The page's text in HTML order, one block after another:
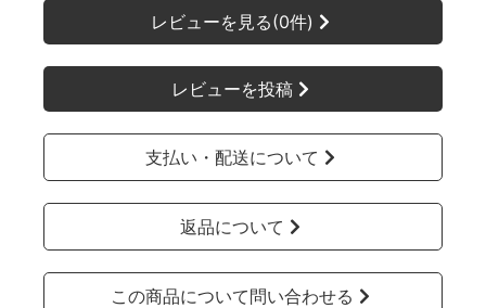
レビューを見る(0件)
レビューを投稿
支払い・配送について
返品について
この商品について問い合わせる